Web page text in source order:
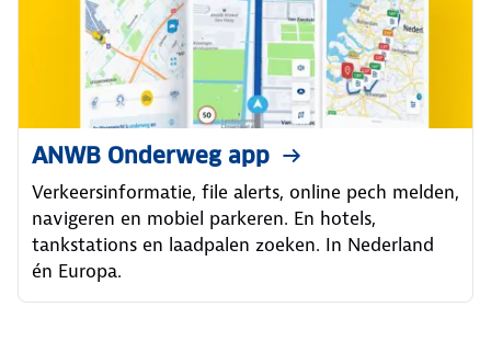
ANWB Onderweg app
Verkeersinformatie, file alerts, online pech melden,
navigeren en mobiel parkeren. En hotels,
tankstations en laadpalen zoeken. In Nederland
én Europa.